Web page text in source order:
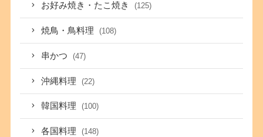
お好み焼き・たこ焼き (125)
焼鳥・鳥料理 (108)
串かつ (47)
沖縄料理 (22)
韓国料理 (100)
各国料理 (148)